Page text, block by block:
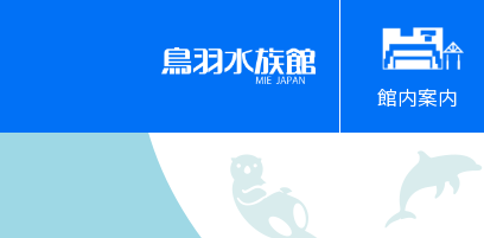
館内案内